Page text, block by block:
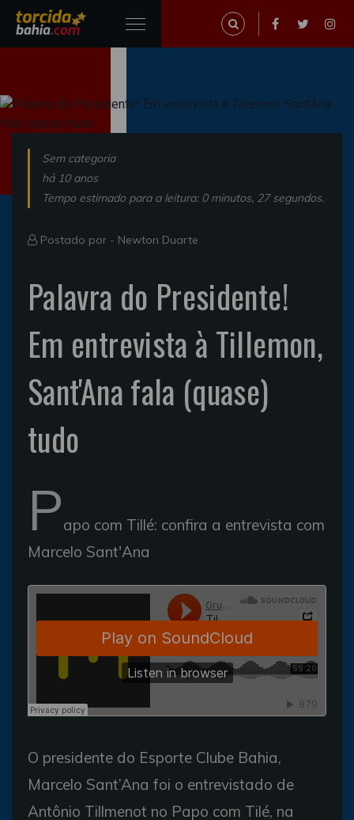
Sem categoria
há 10 anos
Tempo estimado para a leitura: 0 minutos, 27 segundos.
Postado por - Newton Duarte
Palavra do Presidente!
Em entrevista à Tillemon,
Sant'Ana fala (quase)
tudo
Papo com Tillé: confira a entrevista com
Marcelo Sant'Ana
O presidente do Esporte Clube Bahia,
Marcelo Sant’Ana foi o entrevistado de
Antônio Tillmenot no Papo com Tilé, na